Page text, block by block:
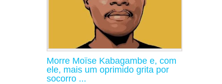
Morre Moïse Kabagambe e, com
ele, mais um oprimido grita por
socorro ...